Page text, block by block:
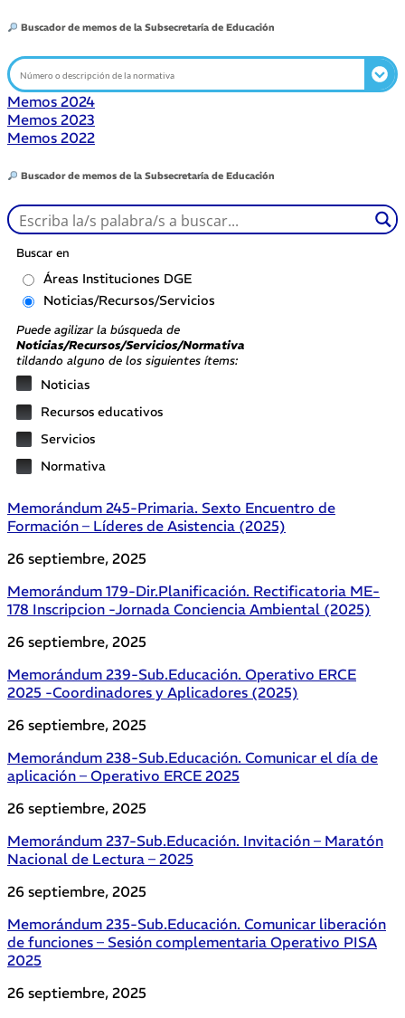
Buscador de memos de la Subsecretaría de Educación
Memos 2024
Memos 2023
Memos 2022
Buscador de memos de la Subsecretaría de Educación
Buscar en
Áreas Instituciones DGE
Noticias/Recursos/Servicios
Puede agilizar la búsqueda de
Noticias/Recursos/Servicios/Normativa
tildando alguno de los siguientes ítems:
Noticias
Recursos educativos
Servicios
Normativa
Memorándum 245-Primaria. Sexto Encuentro de
Formación – Líderes de Asistencia (2025)
26 septiembre, 2025
Memorándum 179-Dir.Planificación. Rectificatoria ME-
178 Inscripcion -Jornada Conciencia Ambiental (2025)
26 septiembre, 2025
Memorándum 239-Sub.Educación. Operativo ERCE
2025 -Coordinadores y Aplicadores (2025)
26 septiembre, 2025
Memorándum 238-Sub.Educación. Comunicar el día de
aplicación – Operativo ERCE 2025
26 septiembre, 2025
Memorándum 237-Sub.Educación. Invitación – Maratón
Nacional de Lectura – 2025
26 septiembre, 2025
Memorándum 235-Sub.Educación. Comunicar liberación
de funciones – Sesión complementaria Operativo PISA
2025
26 septiembre, 2025